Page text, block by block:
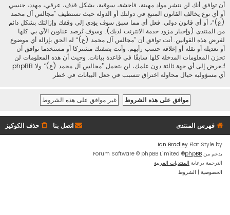
أن توافق أنك لن تنشر مواد مهينة، فاحشة، سوقية، بشكل قذف، عرقي، مهدد، جنسي
أو أي نوع يخالف القانون المتبع في دولتك أو الدولة حيث تستظيف ”مجالس آل محمد
(ع)“، أو أي قانون دولي. فعل أي مما سبق سوف يؤدي إلى وقفك وإزالتك بشكل دائم
من المنتدى (وإخبار مزود خدمة الانترنت لديك). وسوف تُرصد عناوين الآي بي كلها
لفرض هذه القوانين. أنت توافق أن ”مجالس آل محمد (ع)“ له الحق بإزالة أي موضوع
أو تعديله أو نقله أو إغلاقه حسب رأيهم. وأنت بصفتك مشتركا أو مستخدما توافق أن
تخزن المعلومات المدخلة كلها سابقًا في قاعدة بيانات. وحيث أن هذه المعلومات لن
تُـعرض إلى أي جهة ثالثة دون علمك، لن يتحمل ”مجالس آل محمد (ع)“ ولا phpBB
أي مسؤولية حيال محاولة اختراق تتسبب في جعل البيانات في خطر
فهرس المنتدى حذف الكوكيز اتصل بنا
Flat Style by
Ian Bradley
بدعم من phpBB
® Forum Software © phpBB Limited
الترجمة برعاية المنتديات العربية
الخصوصية | الشروط